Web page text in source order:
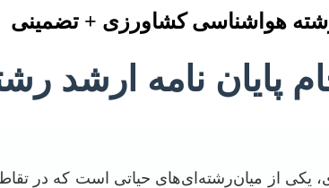
رشته هواشناسی کشاورزی + تضمینی
پایان نامه
یکی از میان‌رشته‌ای‌های حیاتی است که در